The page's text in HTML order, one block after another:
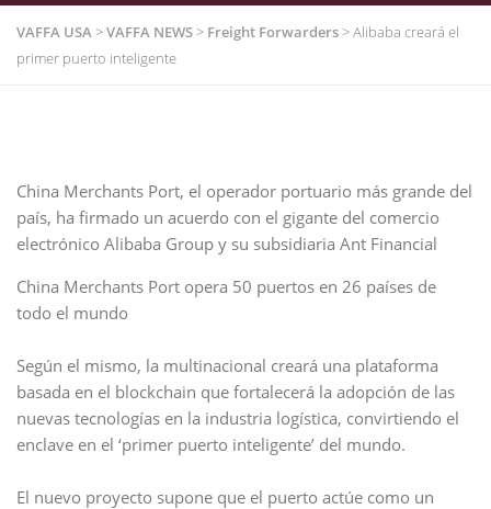
VAFFA USA>VAFFA NEWS> Freight Forwarders>Alibaba creará el
primer puerto inteligente
China Merchants Port, el operador portuario más grande del
país, ha firmado un acuerdo con el gigante del comercio
electrónico Alibaba Group y su subsidiaria Ant Financial
China Merchants Port opera 50 puertos en 26 países de
todo el mundo
Según el mismo, la multinacional creará una plataforma
basada en el blockchain que fortalecerá la adopción de las
nuevas tecnologías en la industria logística, convirtiendo el
enclave en el ‘primer puerto inteligente’ del mundo.
El nuevo proyecto supone que el puerto actúe como un